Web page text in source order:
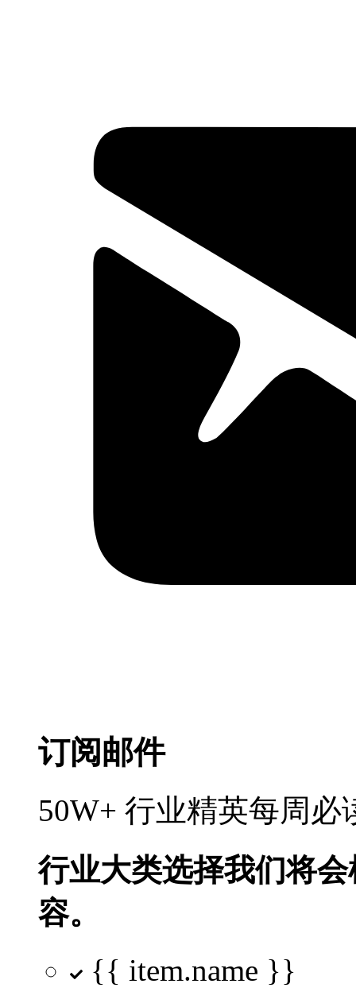
订阅邮件
50W+ 行业精英每周
行业大类选择我们将
容。
{{ item.name }}